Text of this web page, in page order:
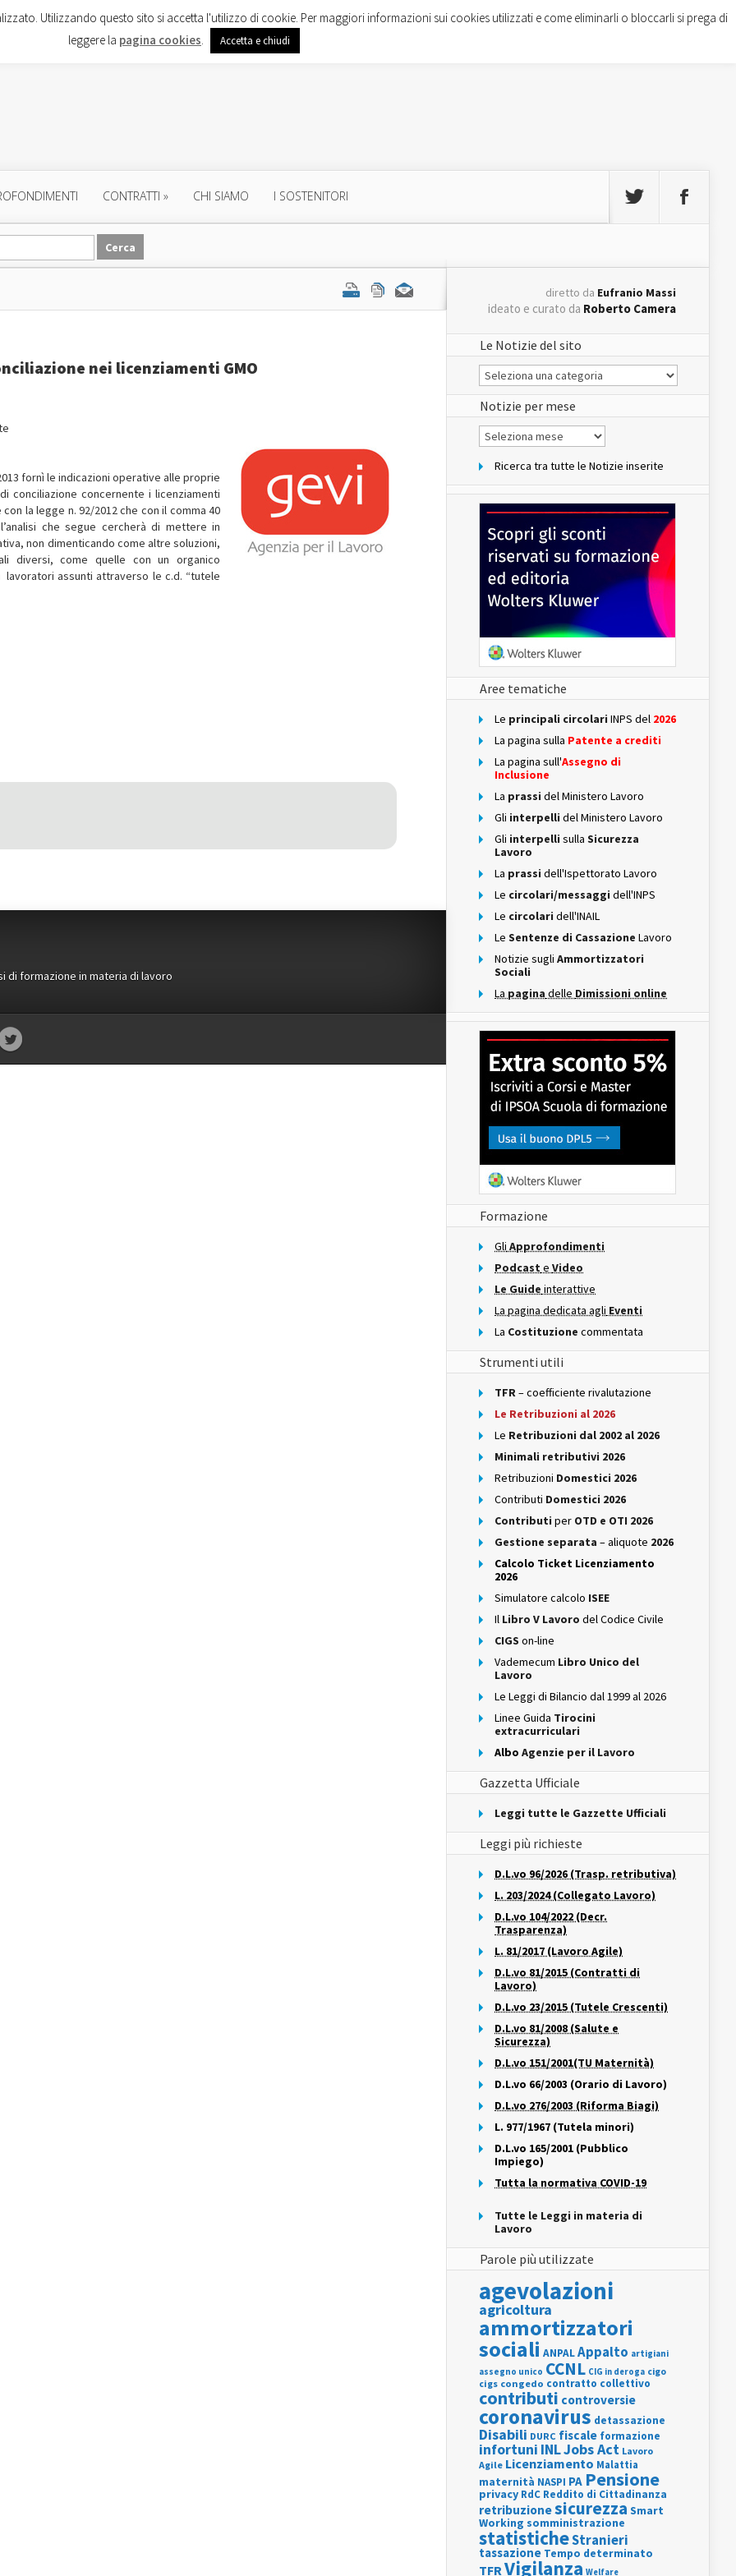
CONTRATTI » CHI SIAMO I SOSTENITORI
nei licenziamenti GMO
fornì le indicazioni operative alle proprie
conciliazione concernente i licenziamenti
la legge n. 92/2012 che con il comma 40
che segue cercherà di mettere in
non dimenticando come altre soluzioni,
diversi, come quelle con un organico
assunti attraverso le c.d. “tutele
di formazione in materia di lavoro
diretto da Eufranio Massi
ideato e curato da Roberto Camera
Le Notizie del sito
Le
Notizie
del
sito
Notizie per mese
Notizie
per
Ricerca tra tutte le Notizie inserite
Aree tematiche
Le principali circolari INPS del 2026
La pagina sulla Patente a crediti
La pagina sull'Assegno di
Inclusione
La prassi del Ministero Lavoro
Gli interpelli del Ministero Lavoro
Gli interpelli sulla Sicurezza
Lavoro
La prassi dell'Ispettorato Lavoro
Le circolari/messaggi dell'INPS
Le circolari dell'INAIL
Le Sentenze di Cassazione Lavoro
Notizie sugli Ammortizzatori
Sociali
La pagina delle Dimissioni online
Formazione
Gli Approfondimenti
Podcast e Video
Le Guide interattive
La pagina dedicata agli Eventi
La Costituzione commentata
Strumenti utili
TFR– coefficiente rivalutazione
Le Retribuzioni al 2026
Le Retribuzioni dal 2002 al 2026
Minimali retributivi 2026
Retribuzioni Domestici 2026
Contributi Domestici 2026
Contributi per OTD e OTI 2026
Gestione separata – aliquote 2026
Calcolo Ticket Licenziamento
2026
Simulatore calcolo ISEE
Il Libro V Lavoro del Codice Civile
CIGS on-line
Vademecum Libro Unico del
Lavoro
Le Leggi di Bilancio dal 1999 al 2026
Linee Guida Tirocini
extracurriculari
Albo Agenzie per il Lavoro
Gazzetta Ufficiale
Leggi tutte le Gazzette Ufficiali
Leggi più richieste
D.L.vo 96/2026 (Trasp. retributiva)
L. 203/2024 (Collegato Lavoro)
D.L.vo 104/2022 (Decr.
Trasparenza)
L. 81/2017 (Lavoro Agile)
D.L.vo 81/2015 (Contratti di
Lavoro)
D.L.vo 23/2015 (Tutele Crescenti)
D.L.vo 81/2008 (Salute e
Sicurezza)
D.L.vo 151/2001(TU Maternità)
D.L.vo 66/2003 (Orario di Lavoro)
D.L.vo 276/2003 (Riforma Biagi)
L. 977/1967 (Tutela minori)
D.L.vo 165/2001 (Pubblico
Impiego)
Tutta la normativa COVID-19
Tutte le Leggi in materia di
Lavoro
Parole più utilizzate
agevolazioni
agricoltura
ammortizzatori
sociali ANPALAppalto artigiani
assegno unico CCNL CIG in deroga cigo
cigs congedo contratto collettivo
contributi controversie
coronavirus detassazione
Disabili DURC fiscale formazione
infortuni INLJobs Act Lavoro
Agile Licenziamento Malattia
maternità NASPI PA Pensione
privacy RdC Reddito di Cittadinanza
retribuzionesicurezza Smart
Working somministrazione
statisticheStranieri
tassazione Tempo determinato
TFRVigilanza Welfare
Utilizzando questo sito si accetta l'utilizzo di cookie. Per maggiori informazioni sui cookies utilizzati e come eliminarli o bloccarli si prega di
leggere la pagina cookies. Accetta e chiudi